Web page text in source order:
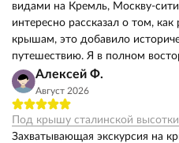
видами на Кремль, Москву-
интересно рассказал о том,
крышам, это добавило
путешествию. Я в полном
Алексей Ф.
Август 2026
Под крышу сталинской высотки
Захватывающая экскурсия на